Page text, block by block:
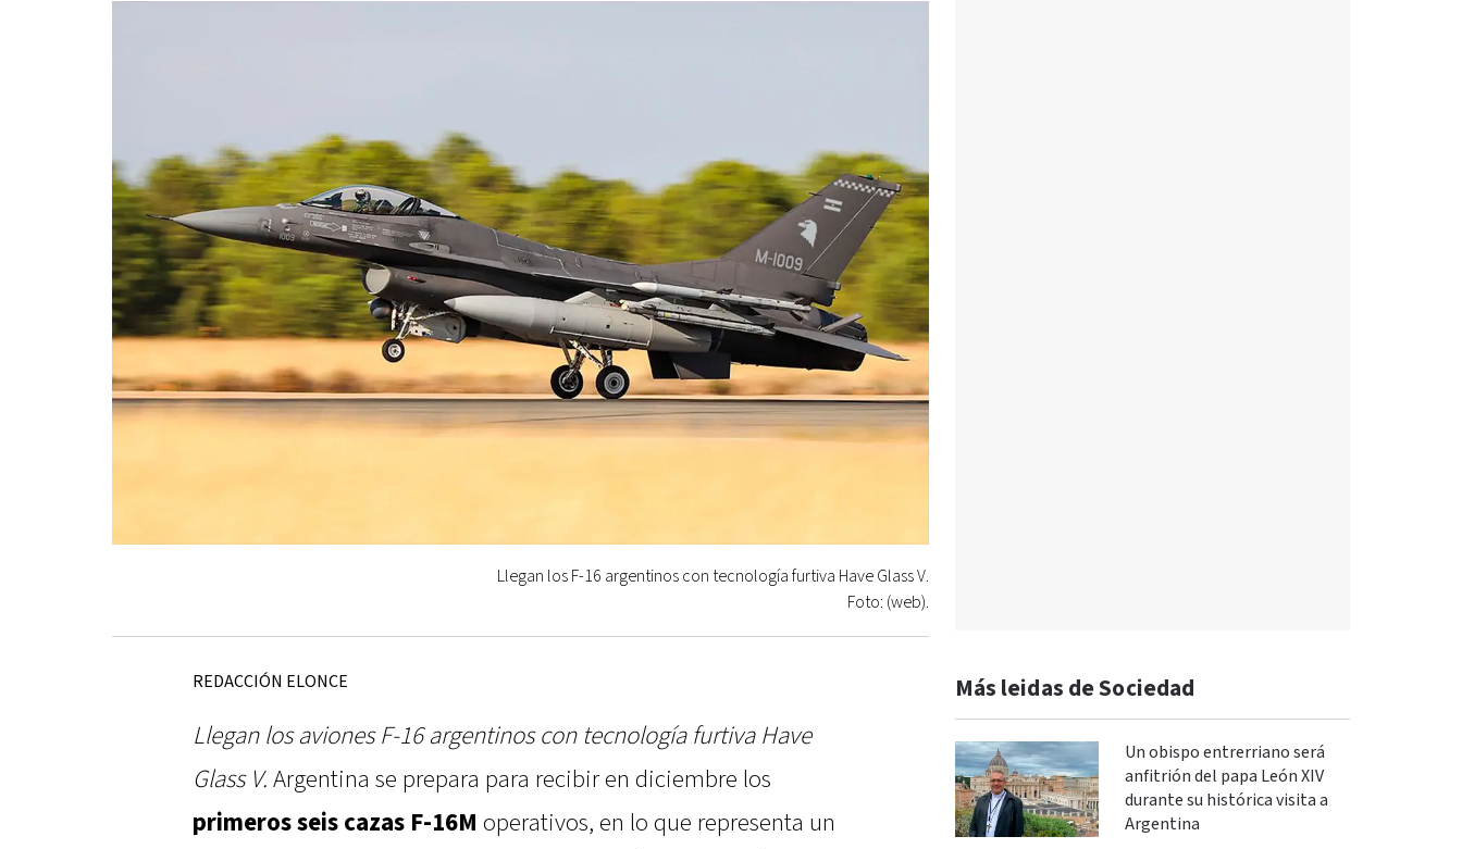
Llegan los F-16 argentinos con tecnología furtiva Have Glass V.
Foto: (web).
REDACCIÓN ELONCE
Llegan los aviones F-16 argentinos con tecnología furtiva Have
Glass V. Argentina se prepara para recibir en diciembre los
primeros seis cazas F-16M operativos, en lo que representa un
Más leidas de Sociedad
Un obispo entrerriano será
anfitrión del papa León XIV
durante su histórica visita a
Argentina